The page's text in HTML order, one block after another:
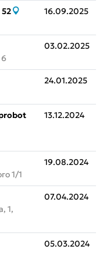
16.09.2025
03.02.2025
24.01.2025
13.12.2024
1/1
19.08.2024
1,
07.04.2024
05.03.2024